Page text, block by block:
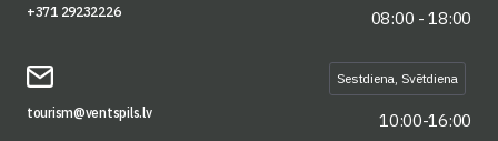
+371 29232226
tourism@ventspils.lv
08:00 - 18:00
Sestdiena, Svētdiena
10:00-16:00